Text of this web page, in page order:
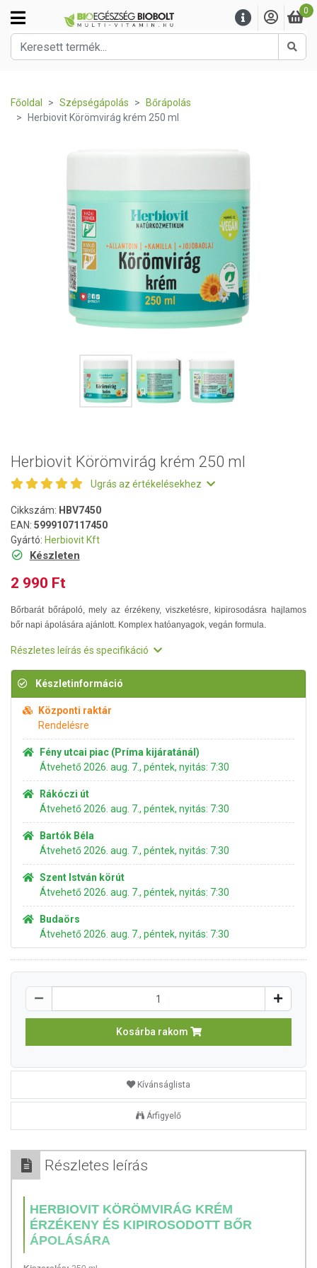
0
Főoldal Szépségápolás
Bőrápolás
Herbiovit Körömvirág krém 250 ml
Herbiovit Körömvirág krém 250 ml
Ugrás az értékelésekhez
Cikkszám: HBV7450
EAN: 5999107117450
Gyártó: Herbiovit Kft
Készleten
2 990 Ft
Bőrbarát bőrápoló, mely az érzékeny, viszketésre, kipirosodásra hajlamos
bőr napi ápolására ajánlott. Komplex hatóanyagok, vegán formula.
Részletes leírás és specifikáció
Készletinformáció
Központi raktár
Rendelésre
Fény utcai piac (Príma kijáratánál)
Átvehető 2026. aug. 7., péntek, nyitás: 7:30
Rákóczi út
Átvehető 2026. aug. 7., péntek, nyitás: 7:30
Bartók Béla
Átvehető 2026. aug. 7., péntek, nyitás: 7:30
Szent István körút
Átvehető 2026. aug. 7., péntek, nyitás: 7:30
Budaörs
Átvehető 2026. aug. 7., péntek, nyitás: 7:30
Kosárba rakom
Kívánságlista
Árfigyelő
Részletes leírás
HERBIOVIT KÖRÖMVIRÁG KRÉM
ÉRZÉKENY ÉS KIPIROSODOTT BŐR
ÁPOLÁSÁRA